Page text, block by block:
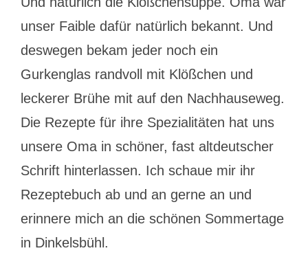
unser Faible dafür natürlich bekannt. Und
deswegen bekam jeder noch ein
Gurkenglas randvoll mit Klößchen und
leckerer Brühe mit auf den Nachhauseweg.
Die Rezepte für ihre Spezialitäten hat uns
unsere Oma in schöner, fast altdeutscher
Schrift hinterlassen. Ich schaue mir ihr
Rezeptebuch ab und an gerne an und
erinnere mich an die schönen Sommertage
in Dinkelsbühl.